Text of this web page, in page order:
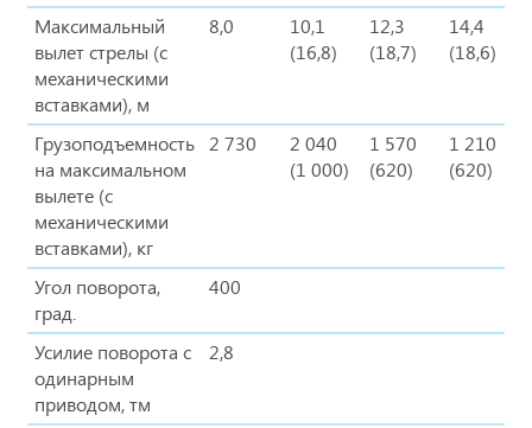
Максимальный
вылет стрелы (с
механическими
вставками), м
8,0
10,1
(16,8)
12,3
(18,7)
14,4
(18,6)
Грузоподъемность
на максимальном
вылете (с
механическими
вставками), кг
2 730
2 040
(1 000)
1 570
(620)
1 210
(620)
Угол поворота,
град.
400
Усилие поворота с
одинарным
приводом, тм
2,8